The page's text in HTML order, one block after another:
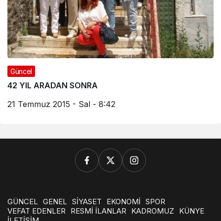
Güncel
42 YIL ARADAN SONRA
21 Temmuz 2015 - Sal - 8:42
GÜNCEL GENEL SİYASET EKONOMİ SPOR
VEFAT EDENLER RESMİ İLANLAR KADROMUZ
KÜNYE